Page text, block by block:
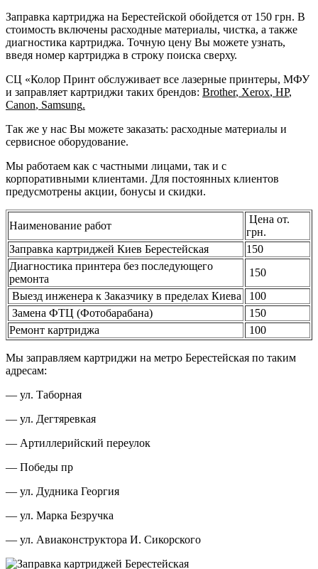
Заправка картриджа на Берестейской обойдется от 150 грн. В
стоимость включены расходные материалы, чистка, а также
диагностика картриджа. Точную цену Вы можете узнать,
введя номер картриджа в строку поиска сверху.
СЦ «Колор Принт обслуживает все лазерные принтеры, МФУ
и заправляет картриджи таких брендов: Brother, Xerox, HP,
Canon, Samsung.
Так же у нас Вы можете заказать: расходные материалы и
сервисное оборудование.
Мы работаем как с частными лицами, так и с
корпоративными клиентами. Для постоянных клиентов
предусмотрены акции, бонусы и скидки.
Наименование работ
Цена от.
грн.
Заправка картриджей Киев Берестейская
150
Диагностика принтера без последующего
ремонта
150
Выезд инженера к Заказчику в пределах Киева
100
Замена ФТЦ (Фотобарабана)
150
Ремонт картриджа
100
Мы заправляем картриджи на метро Берестейская по таким
адресам:
— ул. Таборная
— ул. Дегтяревкая
— Артиллерийский переулок
— Победы пр
— ул. Дудника Георгия
— ул. Марка Безручка
— ул. Авиаконструктора И. Сикорского